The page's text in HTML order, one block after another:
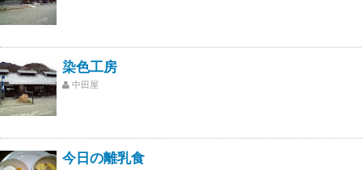
染色工房
中田屋
今日の離乳食